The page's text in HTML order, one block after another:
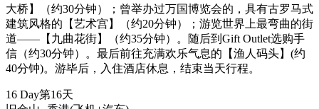
大桥】（约30分钟）；曾举办过万国博览会的，具有古罗马式
建筑风格的【艺术宫】（约20分钟）；游览世界上最弯曲的街
道——【九曲花街】（约35分钟）。随后到Gift Outlet选购手
信（约30分钟）。最后前往充满欢乐气息的【渔人码头】(约
40分钟)。游毕后，入住酒店休息，结束当天行程。
16 Day第16天